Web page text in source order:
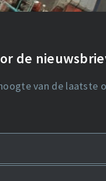
de
van de laatste